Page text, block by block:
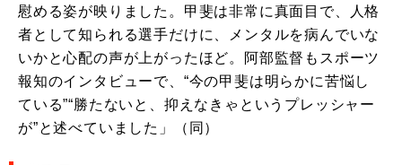
慰める姿が映りました。甲斐は非常に真面目で、人格
者として知られる選手だけに、メンタルを病んでいな
いかと心配の声が上がったほど。阿部監督もスポーツ
報知のインタビューで、“今の甲斐は明らかに苦悩し
ている”“勝たないと、抑えなきゃというプレッシャー
が”と述べていました」（同）